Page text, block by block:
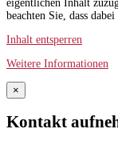
eigentlichen Inhalt
beachten Sie, dass
Inhalt entsperren
Weitere Informationen
×
Kontakt